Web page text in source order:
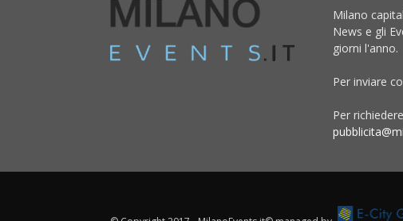
Milano
News e gli
giorni l'anno.
Per inviare
Per